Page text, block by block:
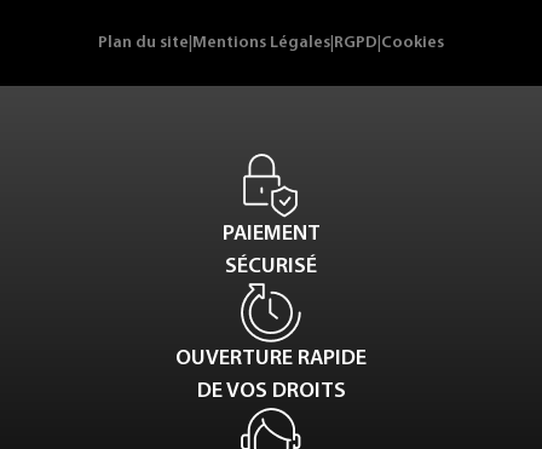
Plan du site Mentions Légales RGPD Cookies
PAIEMENT
SÉCURISÉ
OUVERTURE RAPIDE
DE VOS DROITS